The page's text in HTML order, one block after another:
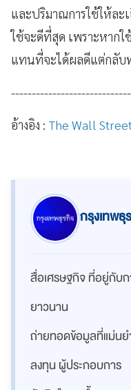
และปริมาณการใช้ให้ล
ใช้จะดีที่สุด เพราะหาก
แทนที่จะได้ผลดีแต่กลับ
อ้างอิง : The Wall
กรุงเทพธุ
สื่อเศรษฐกิจ ที่อยู่กับก
ยาวนาน
ถ่ายทอดข้อมูลที่แม่น
ลงทุน ผู้ประกอบการ